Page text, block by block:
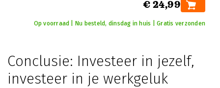
€ 24,99
Op voorraad | Nu besteld, dinsdag in huis | Gratis verzonden
Conclusie: Investeer in jezelf,
investeer in je werkgeluk